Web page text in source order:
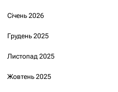
Січень 2026
Грудень 2025
Листопад 2025
Жовтень 2025